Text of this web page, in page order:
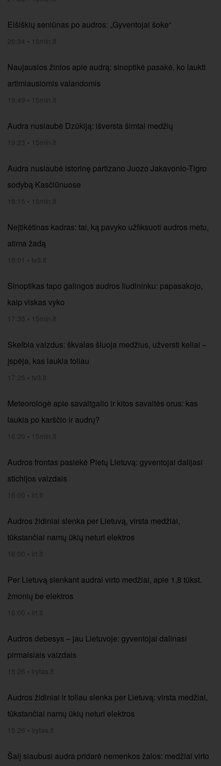
Eišiškių seniūnas po audros: „Gyventojai šoke“
20:34 • 15min.lt
Naujausios žinios apie audrą: sinoptikė pasakė, ko laukti
artimiausiomis valandomis
19:49 • 15min.lt
Audra nusiaubė Dzūkiją: išversta šimtai medžių
19:23 • 15min.lt
Audra nusiaubė istorinę partizano Juozo Jakavonio-Tigro
sodybą Kasčiūnuose
18:15 • 15min.lt
Neįtikėtinas kadras: tai, ką pavyko užfiksuoti audros metu,
atima žadą
18:01 • tv3.lt
Sinoptikas tapo galingos audros liudininku: papasakojo,
kaip viskas vyko
17:35 • 15min.lt
Skelbia vaizdus: škvalas šluoja medžius, užversti keliai –
įspėja, kas laukia toliau
17:25 • tv3.lt
Meteorologė apie savaitgalio ir kitos savaitės orus: kas
laukia po karščio ir audrų?
16:20 • 15min.lt
Audros frontas pasiekė Pietų Lietuvą: gyventojai dalijasi
stichijos vaizdais
16:00 • lrt.lt
Audros židiniai slenka per Lietuvą, virsta medžiai,
tūkstančiai namų ūkių neturi elektros
16:00 • lrt.lt
Per Lietuvą slenkant audrai virto medžiai, apie 1,8 tūkst.
žmonių be elektros
16:00 • lrt.lt
Audros debesys – jau Lietuvoje: gyventojai dalinasi
pirmaisiais vaizdais
15:26 • lrytas.lt
Audros židiniai ir toliau slenka per Lietuvą: virsta medžiai,
tūkstančiai namų ūkių neturi elektros
15:26 • lrytas.lt
Šalį siaubusi audra pridarė nemenkos žalos: medžiai virto